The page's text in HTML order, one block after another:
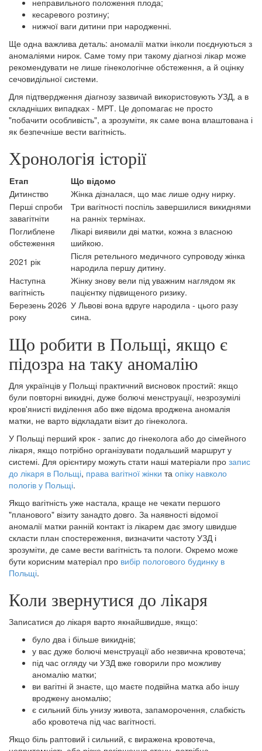
неправильного положення плода;
кесаревого розтину;
нижчої ваги дитини при народженні.
Ще одна важлива деталь: аномалії матки інколи поєднуються з
аномаліями нирок. Саме тому при такому діагнозі лікар може
рекомендувати не лише гінекологічне обстеження, а й оцінку
сечовидільної системи.
Для підтвердження діагнозу зазвичай використовують УЗД, а в
складніших випадках - МРТ. Це допомагає не просто
"побачити особливість", а зрозуміти, як саме вона влаштована і
як безпечніше вести вагітність.
Хронологія історії
Етап
Що відомо
Дитинство
Жінка дізналася, що має лише одну нирку.
Перші спроби
завагітніти
Три вагітності поспіль завершилися викиднями
на ранніх термінах.
Поглиблене
обстеження
Лікарі виявили дві матки, кожна з власною
шийкою.
2021 рік
Після ретельного медичного супроводу жінка
народила першу дитину.
Наступна
вагітність
Жінку знову вели під уважним наглядом як
пацієнтку підвищеного ризику.
Березень 2026
року
У Львові вона вдруге народила - цього разу
сина.
Що робити в Польщі, якщо є
підозра на таку аномалію
Для українців у Польщі практичний висновок простий: якщо
були повторні викидні, дуже болючі менструації, незрозумілі
кров'янисті виділення або вже відома вроджена аномалія
матки, не варто відкладати візит до гінеколога.
У Польщі перший крок - запис до гінеколога або до сімейного
лікаря, якщо потрібно організувати подальший маршрут у
системі. Для орієнтиру можуть стати наші матеріали про запис
до лікаря в Польщі, права вагітної жінки та опіку навколо
пологів у Польщі.
Якщо вагітність уже настала, краще не чекати першого
"планового" візиту занадто довго. За наявності відомої
аномалії матки ранній контакт із лікарем дає змогу швидше
скласти план спостереження, визначити частоту УЗД і
зрозуміти, де саме вести вагітність та пологи. Окремо може
бути корисним матеріал про вибір пологового будинку в
Польщі.
Коли звернутися до лікаря
Записатися до лікаря варто якнайшвидше, якщо:
було два і більше викиднів;
у вас дуже болючі менструації або незвична кровотеча;
під час огляду чи УЗД вже говорили про можливу
аномалію матки;
ви вагітні й знаєте, що маєте подвійна матка або іншу
вроджену аномалію;
є сильний біль унизу живота, запаморочення, слабкість
або кровотеча під час вагітності.
Якщо біль раптовий і сильний, є виражена кровотеча,